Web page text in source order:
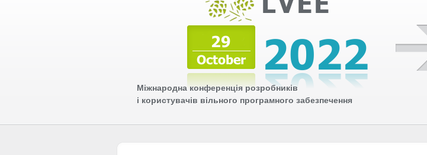
Міжнародна конференція розробників
і користувачів вільного програмного забезпечення